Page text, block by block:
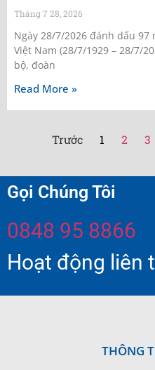
Tháng 7 28, 2026
Ngày 28/7/2026 đánh dấu
Việt Nam (28/7/1929 – 28/7/
bộ, đoàn
Read More »
Trước 1 2 3
Gọi Chúng Tôi
0848 95 8866
Hoạt động liên
THÔNG